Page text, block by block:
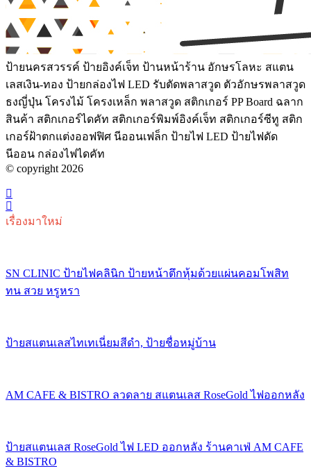
ป้ายนครสวรรค์ ป้ายอิงค์เจ็ท ป้านหน้าร้าน อักษรโลหะ สแตน
เลสเงิน-ทอง ป้ายกล่องไฟ LED รับตัดพลาสวูด ตัวอักษรพลาสวูด
ธงญี่ปุ่น โครงไม้ โครงเหล็ก พลาสวูด สติกเกอร์ PP Board ฉลาก
สินค้า สติกเกอร์ไดคัท สติกเกอร์พิมพ์อิงค์เจ็ท สติกเกอร์ซีทู สติก
เกอร์ฝ้าตกแต่งออฟฟิศ นีออนเฟล็ก ป้ายไฟ LED ป้ายไฟดัด
นีออน กล่องไฟไดคัท
© copyright 2026
เรื่องมาใหม่
SN CLINIC ป้ายไฟคลินิก ป้ายหน้าตึกหุ้มด้วยแผ่นคอมโพสิท
ทน สวย หรูหรา
ป้ายสแตนเลสไทเทเนี่ยมสีดำ, ป้ายชื่อหมู่บ้าน
AM CAFE & BISTRO ลวดลาย สแตนเลส RoseGold ไฟออกหลัง
ป้ายสแตนเลส RoseGold ไฟ LED ออกหลัง ร้านคาเฟ่ AM CAFE
& BISTRO